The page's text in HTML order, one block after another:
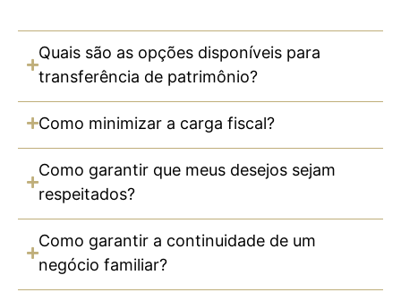
Quais são as opções disponíveis para
transferência de patrimônio?
Como minimizar a carga fiscal?
Como garantir que meus desejos sejam
respeitados?
Como garantir a continuidade de um
negócio familiar?